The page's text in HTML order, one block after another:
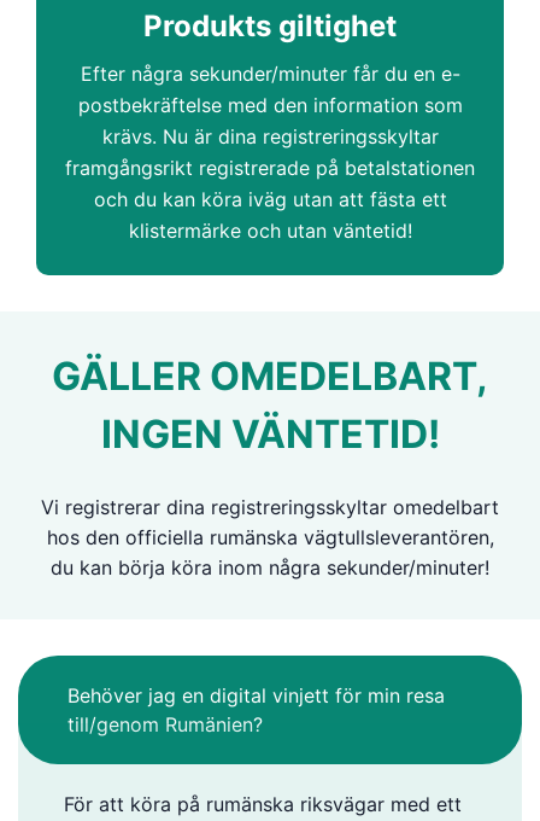
Produkts giltighet
Efter några sekunder/minuter får du en e-
postbekräftelse med den information som
krävs. Nu är dina registreringsskyltar
framgångsrikt registrerade på betalstationen
och du kan köra iväg utan att fästa ett
klistermärke och utan väntetid!
GÄLLER OMEDELBART,
INGEN VÄNTETID!
Vi registrerar dina registreringsskyltar omedelbart
hos den officiella rumänska vägtullsleverantören,
du kan börja köra inom några sekunder/minuter!
Behöver jag en digital vinjett för min resa
till/genom Rumänien?
För att köra på rumänska riksvägar med ett